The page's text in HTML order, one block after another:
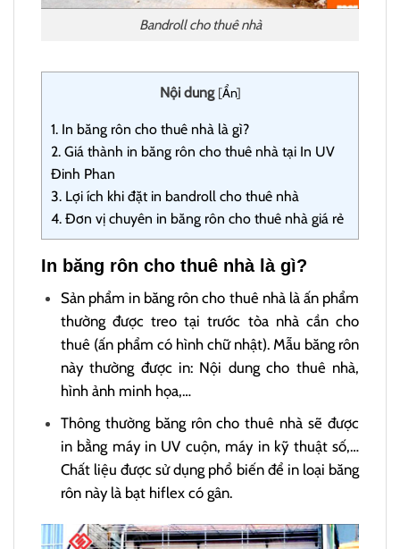
Bandroll cho thuê nhà
Nội dung [Ẩn]
1. In băng rôn cho thuê nhà là gì?
2. Giá thành in băng rôn cho thuê nhà tại In UV
Đinh Phan
3. Lợi ích khi đặt in bandroll cho thuê nhà
4. Đơn vị chuyên in băng rôn cho thuê nhà giá rẻ
In băng rôn cho thuê nhà là gì?
Sản phẩm in băng rôn cho thuê nhà là ấn phẩm
thường được treo tại trước tòa nhà cần cho
thuê (ấn phẩm có hình chữ nhật). Mẫu băng rôn
này thường được in: Nội dung cho thuê nhà,
hình ảnh minh họa,…
Thông thường băng rôn cho thuê nhà sẽ được
in bằng máy in UV cuộn, máy in kỹ thuật số,…
Chất liệu được sử dụng phổ biến để in loại băng
rôn này là bạt hiflex có gân.